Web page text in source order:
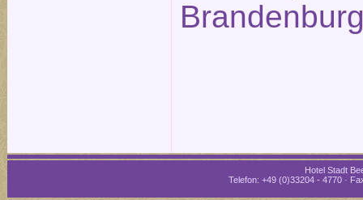
Hotel Stadt
Telefon: +49 (0)33204 - 4770 ·